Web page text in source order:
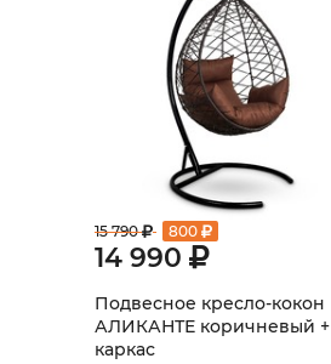
15 790 800
14 990
Подвесное кресло-кокон
АЛИКАНТЕ коричневый +
каркас